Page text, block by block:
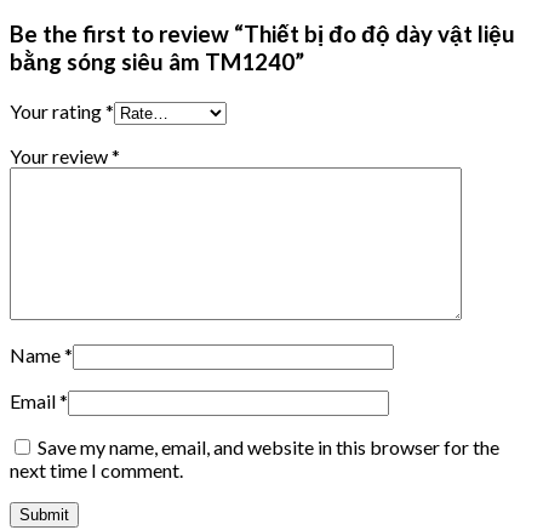
Be the first to review “Thiết bị đo độ dày vật liệu
bằng sóng siêu âm TM1240”
Your rating*
Your review*
Name*
Email*
Save my name, email, and website in this browser for the
next time I comment.